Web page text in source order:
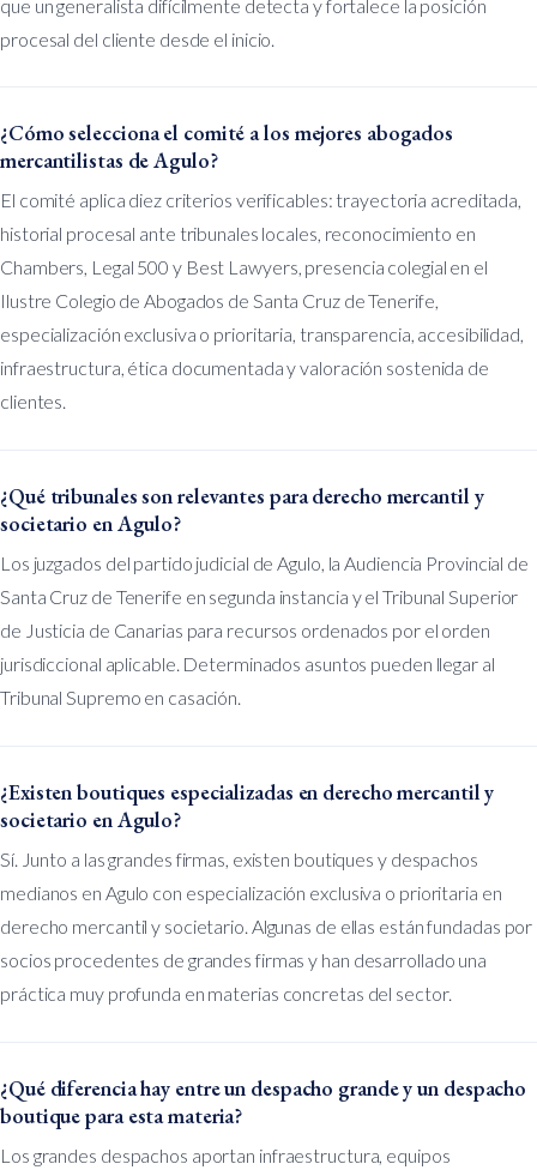
que un generalista difícilmente detecta y fortalece la posición
procesal del cliente desde el inicio.
¿Cómo selecciona el comité a los mejores abogados
mercantilistas de Agulo?
El comité aplica diez criterios verificables: trayectoria acreditada,
historial procesal ante tribunales locales, reconocimiento en
Chambers, Legal 500 y Best Lawyers, presencia colegial en el
Ilustre Colegio de Abogados de Santa Cruz de Tenerife,
especialización exclusiva o prioritaria, transparencia, accesibilidad,
infraestructura, ética documentada y valoración sostenida de
clientes.
¿Qué tribunales son relevantes para derecho mercantil y
societario en Agulo?
Los juzgados del partido judicial de Agulo, la Audiencia Provincial de
Santa Cruz de Tenerife en segunda instancia y el Tribunal Superior
de Justicia de Canarias para recursos ordenados por el orden
jurisdiccional aplicable. Determinados asuntos pueden llegar al
Tribunal Supremo en casación.
¿Existen boutiques especializadas en derecho mercantil y
societario en Agulo?
Sí. Junto a las grandes firmas, existen boutiques y despachos
medianos en Agulo con especialización exclusiva o prioritaria en
derecho mercantil y societario. Algunas de ellas están fundadas por
socios procedentes de grandes firmas y han desarrollado una
práctica muy profunda en materias concretas del sector.
¿Qué diferencia hay entre un despacho grande y un despacho
boutique para esta materia?
Los grandes despachos aportan infraestructura, equipos